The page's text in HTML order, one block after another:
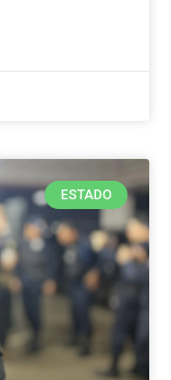
ESTADO